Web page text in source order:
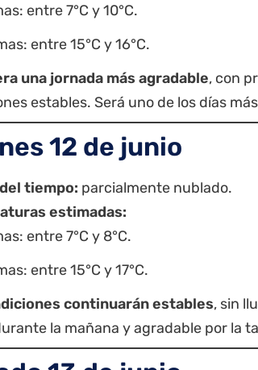
entre 7°C y 10°C.
entre 15°C y 16°C.
una jornada más agradable, con
estables. Será uno de los días
12 de junio
tiempo: parcialmente nublado.
estimadas:
entre 7°C y 8°C.
entre 15°C y 17°C.
continuarán estables, sin
la mañana y agradable por la